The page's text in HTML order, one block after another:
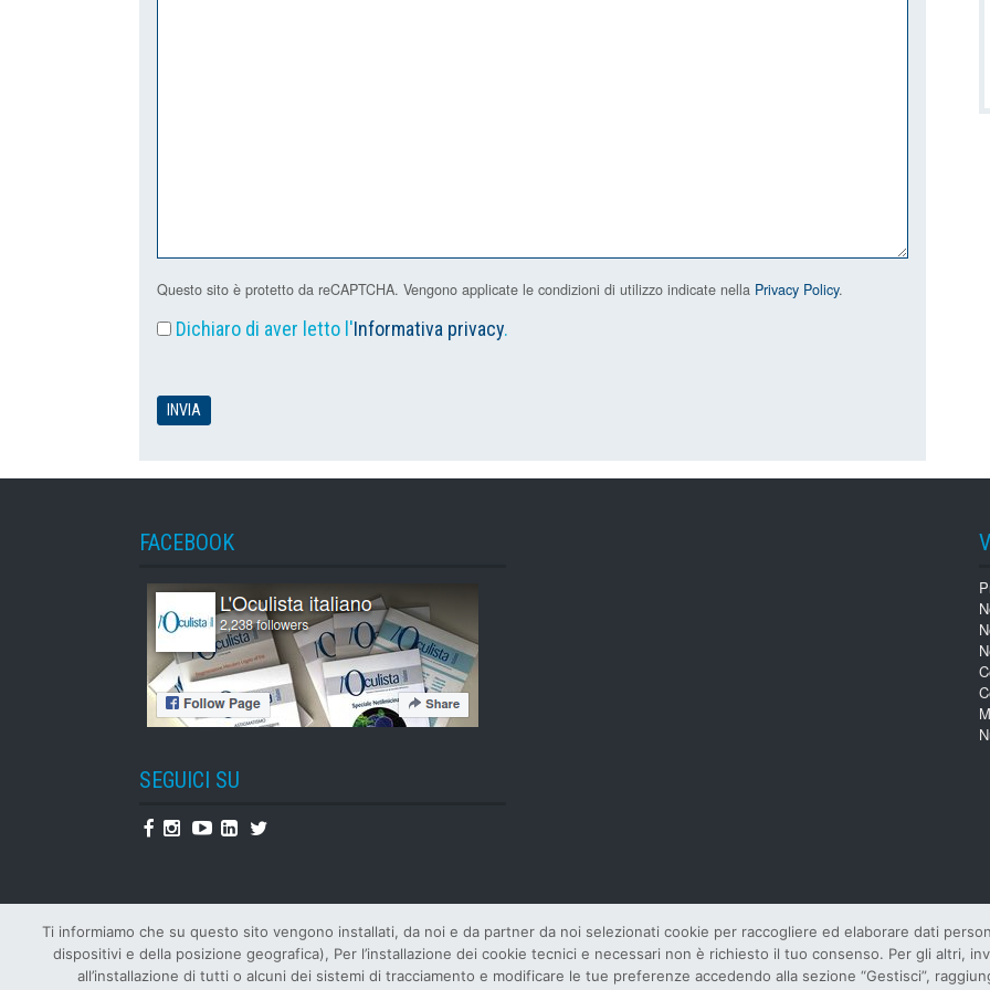
Questo sito è protetto da reCAPTCHA. Vengono applicate le condizioni di utilizzo indicate nella Privacy Policy.
Dichiaro di aver letto l'Informativa privacy.
FACEBOOK
SEGUICI SU
Facebook
Instagram
YoutubeLinkedin
Twitter
© Tutti i diritti riservati EDITORE E PROPRIETARIO SIFI S.p.A.–P.IVA: 00122890874 –
Ti informiamo che su questo sito vengono installati, da noi e da partner da noi selezionati cookie per raccogliere ed elaborare dati
dispositivi e della posizione geografica), Per l’installazione dei cookie tecnici e necessari non è richiesto il tuo consenso. Per gli altri,
all’installazione di tutti o alcuni dei sistemi di tracciamento e modificare le tue preferenze accedendo alla sezione “Gestisci”,